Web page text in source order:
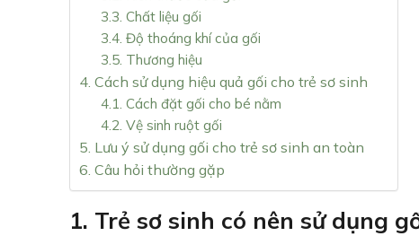
3.3. Chất liệu gối
3.4. Độ thoáng khí của gối
3.5. Thương hiệu
4. Cách sử dụng hiệu quả gối cho trẻ sơ sinh
4.1. Cách đặt gối cho bé nằm
4.2. Vệ sinh ruột gối
5. Lưu ý sử dụng gối cho trẻ sơ sinh an toàn
6. Câu hỏi thường gặp
1. Trẻ sơ sinh có nên sử dụng